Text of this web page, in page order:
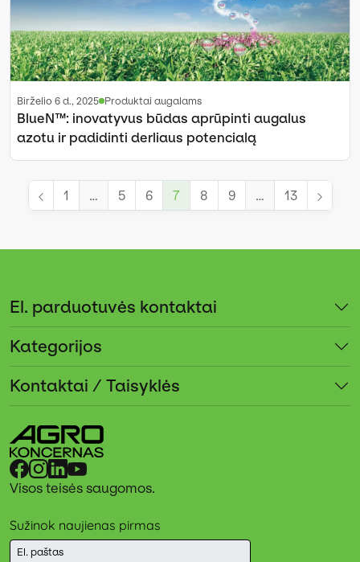
birželio 6 d., 2025 Produktai augalams
BlueN™: inovatyvus būdas aprūpinti augalus
azotu ir padidinti derliaus potencialą
1 … 5 6 7 8 9 … 13
El. parduotuvės kontaktai
Kategorijos
Kontaktai / Taisyklės
Visos teisės saugomos.
Sužinok naujienas pirmas